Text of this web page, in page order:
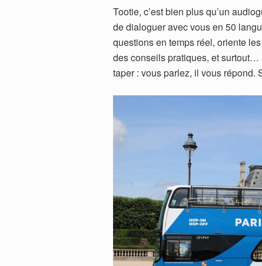
Tootie, c’est bien plus qu’un
de dialoguer avec vous en 50
questions en temps réel, oriente
des conseils pratiques, et surtout…
taper : vous parlez, il vous répond.